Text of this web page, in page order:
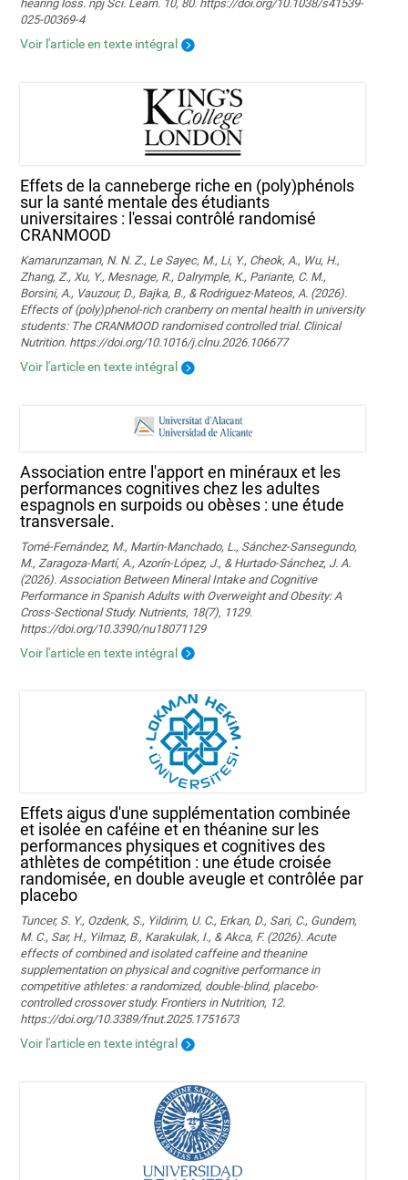
hearing loss. npj Sci. Learn. 10, 80. https://doi.org/10.1038/s41539-
025-00369-4
Voir l'article en texte intégral
Effets de la canneberge riche en (poly)phénols
sur la santé mentale des étudiants
universitaires : l'essai contrôlé randomisé
CRANMOOD
Kamarunzaman, N. N. Z., Le Sayec, M., Li, Y., Cheok, A., Wu, H.,
Zhang, Z., Xu, Y., Mesnage, R., Dalrymple, K., Pariante, C. M.,
Borsini, A., Vauzour, D., Bajka, B., & Rodriguez-Mateos, A. (2026).
Effects of (poly)phenol-rich cranberry on mental health in university
students: The CRANMOOD randomised controlled trial. Clinical
Nutrition. https://doi.org/10.1016/j.clnu.2026.106677
Voir l'article en texte intégral
Association entre l'apport en minéraux et les
performances cognitives chez les adultes
espagnols en surpoids ou obèses : une étude
transversale.
Tomé-Fernández, M., Martín-Manchado, L., Sánchez-Sansegundo,
M., Zaragoza-Martí, A., Azorín-López, J., & Hurtado-Sánchez, J. A.
(2026). Association Between Mineral Intake and Cognitive
Performance in Spanish Adults with Overweight and Obesity: A
Cross-Sectional Study. Nutrients, 18(7), 1129.
https://doi.org/10.3390/nu18071129
Voir l'article en texte intégral
Effets aigus d'une supplémentation combinée
et isolée en caféine et en théanine sur les
performances physiques et cognitives des
athlètes de compétition : une étude croisée
randomisée, en double aveugle et contrôlée par
placebo
Tuncer, S. Y., Ozdenk, S., Yildirim, U. C., Erkan, D., Sari, C., Gundem,
M. C., Sar, H., Yilmaz, B., Karakulak, I., & Akca, F. (2026). Acute
effects of combined and isolated caffeine and theanine
supplementation on physical and cognitive performance in
competitive athletes: a randomized, double-blind, placebo-
controlled crossover study. Frontiers in Nutrition, 12.
https://doi.org/10.3389/fnut.2025.1751673
Voir l'article en texte intégral